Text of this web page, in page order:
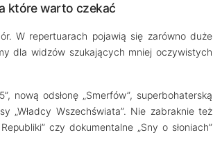
które warto czekać
W repertuarach pojawią się zarówno duże
dla widzów szukających mniej oczywistych
nową odsłonę „Smerfów”, superbohaterską
„Władcy Wszechświata”. Nie zabraknie też
czy dokumentalne „Sny o słoniach”